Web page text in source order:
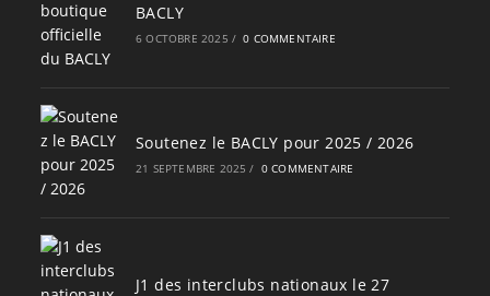
BACLY
6 OCTOBRE 2025 / 0 COMMENTAIRE
Soutenez le BACLY pour 2025 / 2026
21 SEPTEMBRE 2025 / 0 COMMENTAIRE
J1 des interclubs nationaux le 27